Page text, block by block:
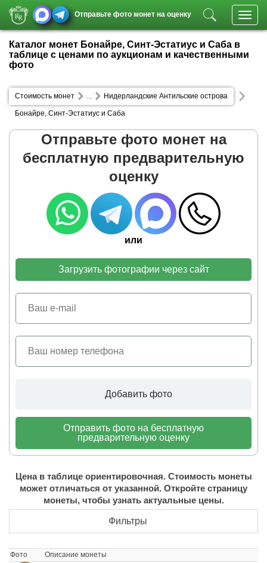
Отправьте фото монет на оценку
Каталог монет Бонайре, Синт-Эстатиус и Саба в
таблице с ценами по аукционам и качественными
фото
Стоимость монет Нидерландские Антильские острова
...
Бонайре, Синт-Эстатиус и Саба
Отправьте фото монет на
бесплатную предварительную
оценку
или
Загрузить фотографии через сайт
Добавить фото
Отправить фото на бесплатную
предварительную оценку
Цена в таблице ориентировочная. Стоимость монеты
может отличаться от указанной. Откройте страницу
монеты, чтобы узнать актуальные цены.
Фильтры
Фото Описание монеты